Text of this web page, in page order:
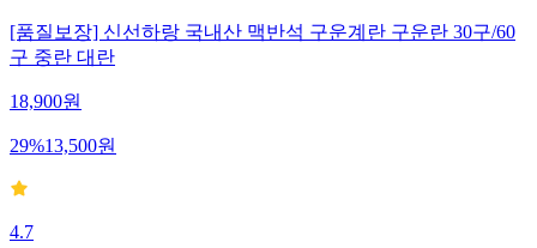
[품질보장] 신선하랑 국내산 맥반석 구운계란 구운란 30구/60
구 중란 대란
18,900원
29%13,500원
4.7